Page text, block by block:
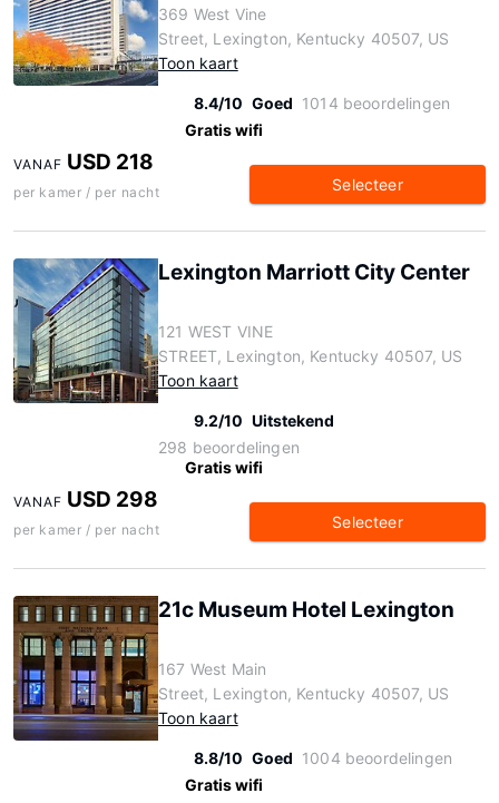
369 West Vine
Street, Lexington, Kentucky 40507, US
Toon kaart
8.4/10 Goed 1014 beoordelingen
Gratis wifi
VANAF USD 218
per kamer / per nacht Selecteer
Lexington Marriott City Center
121 WEST VINE
STREET, Lexington, Kentucky 40507, US
Toon kaart
9.2/10 Uitstekend
298 beoordelingen
Gratis wifi
VANAF USD 298
per kamer / per nacht Selecteer
21c Museum Hotel Lexington
167 West Main
Street, Lexington, Kentucky 40507, US
Toon kaart
8.8/10 Goed 1004 beoordelingen
Gratis wifi